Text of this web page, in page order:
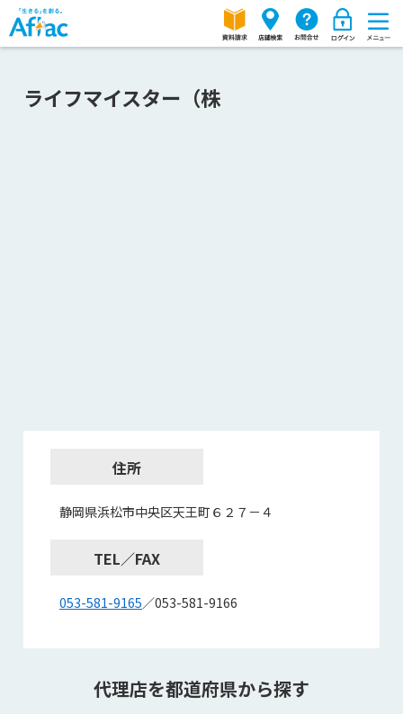
ライフマイスター（株
住所
静岡県浜松市中央区天王町６２７－４
TEL／FAX
053-581-9165／053-581-9166
代理店を都道府県から探す